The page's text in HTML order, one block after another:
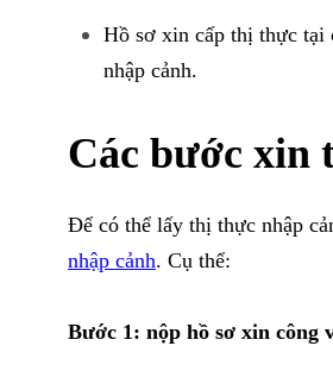
Hồ sơ xin cấp thị thực tại
nhập cảnh.
Các bước xin
Để có thể lấy thị thực nhập
nhập cảnh. Cụ thể:
Bước 1: nộp hồ sơ xin công